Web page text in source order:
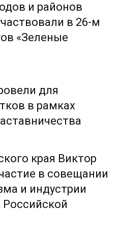
и районов
в 26-м
«Зеленые
для
в рамках
края Виктор
в совещании
и индустрии
Российской